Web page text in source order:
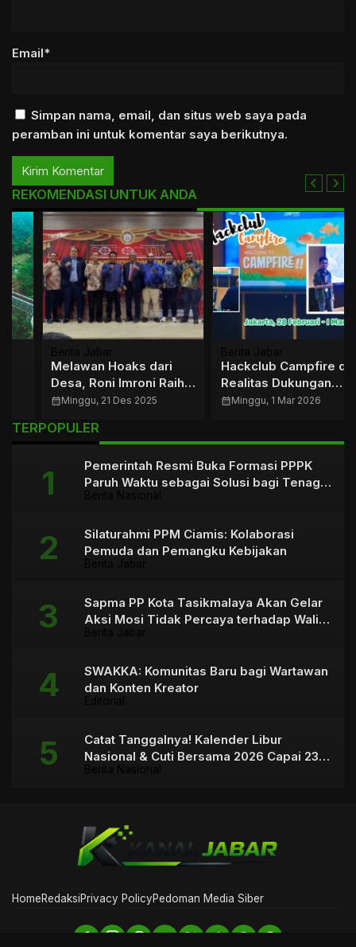
Email*
Simpan nama, email, dan situs web saya pada
peramban ini untuk komentar saya berikutnya.
REKOMENDASI UNTUK ANDA
Melawan Hoaks dari
Desa, Roni Imroni Raih
Sorot News Golden
Minggu, 21 Des 2025
Hackclub Campfire dan
Realitas Dukungan
untuk Talenta Digital
Minggu, 1 Mar 2026
TERPOPULER
Pemerintah Resmi Buka Formasi PPPK
Paruh Waktu sebagai Solusi bagi Tenaga
Silaturahmi PPM Ciamis: Kolaborasi
Pemuda dan Pemangku Kebijakan
Sapma PP Kota Tasikmalaya Akan Gelar
Aksi Mosi Tidak Percaya terhadap Wali
SWAKKA: Komunitas Baru bagi Wartawan
dan Konten Kreator
Catat Tanggalnya! Kalender Libur
Nasional & Cuti Bersama 2026 Capai 23
HomeRedaksiPrivacy PolicyPedoman Media Siber